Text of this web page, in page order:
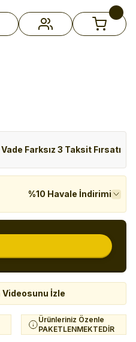
Vade Farksız 3 Taksit Fırsatı
%10 Havale İndirimi
Videosunu İzle
Ürünleriniz Özenle
PAKETLENMEKTEDİR